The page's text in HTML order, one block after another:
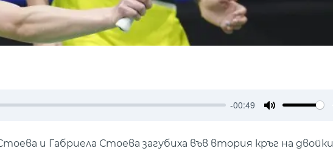
-00:49
и Габриела Стоева загубиха във втория кръг на двойки